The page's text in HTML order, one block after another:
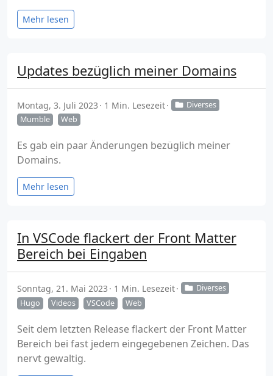
Mehr lesen
Updates bezüglich meiner Domains
Montag, 3. Juli 2023 1 Min. Lesezeit
Diverses
Mumble
Web
Es gab ein paar Änderungen bezüglich meiner
Domains.
Mehr lesen
In VSCode flackert der Front Matter
Bereich bei Eingaben
Sonntag, 21. Mai 2023 1 Min. Lesezeit
Diverses
Hugo
Videos VSCode Web
Seit dem letzten Release flackert der Front Matter
Bereich bei fast jedem eingegebenen Zeichen. Das
nervt gewaltig.